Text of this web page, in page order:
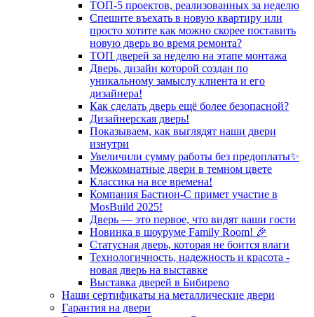
ТОП-5 проектов, реализованных за неделю
Спешите въехать в новую квартиру или
просто хотите как можно скорее поставить
новую дверь во время ремонта?
ТОП дверей за неделю на этапе монтажа
Дверь, дизайн которой создан по
уникальному замыслу клиента и его
дизайнера!
Как сделать дверь ещё более безопасной?
Дизайнерская дверь!
Показываем, как выглядят наши двери
изнутри
Увеличили сумму работы без предоплаты✨
Межкомнатные двери в темном цвете
Классика на все времена!
Компания Бастион-С примет участие в
MosBuild 2025!
Дверь — это первое, что видят ваши гости
Новинка в шоуруме Family Room! 🎉
Статусная дверь, которая не боится влаги
Технологичность, надежность и красота -
новая дверь на выставке
Выставка дверей в Бибирево
Наши сертификаты на металлические двери
Гарантия на двери